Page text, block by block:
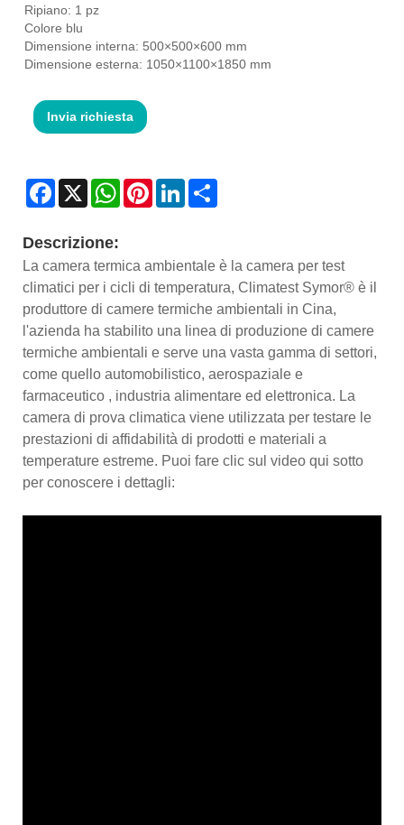
Ripiano: 1 pz
Colore blu
Dimensione interna: 500×500×600 mm
Dimensione esterna: 1050×1100×1850 mm
Invia richiesta
Facebook
X WhatsAppPinterestLinkedIn
Descrizione:
La camera termica ambientale è la camera per test
climatici per i cicli di temperatura, Climatest Symor® è il
produttore di camere termiche ambientali in Cina,
l'azienda ha stabilito una linea di produzione di camere
termiche ambientali e serve una vasta gamma di settori,
come quello automobilistico, aerospaziale e
farmaceutico , industria alimentare ed elettronica. La
camera di prova climatica viene utilizzata per testare le
prestazioni di affidabilità di prodotti e materiali a
temperature estreme. Puoi fare clic sul video qui sotto
per conoscere i dettagli: